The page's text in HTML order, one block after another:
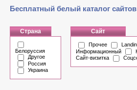
Бесплатный белый каталог
Страна
Белоруссия
Другое
Россия
Украина
Сайт
Прочее
Информационный
Сайт-визитка